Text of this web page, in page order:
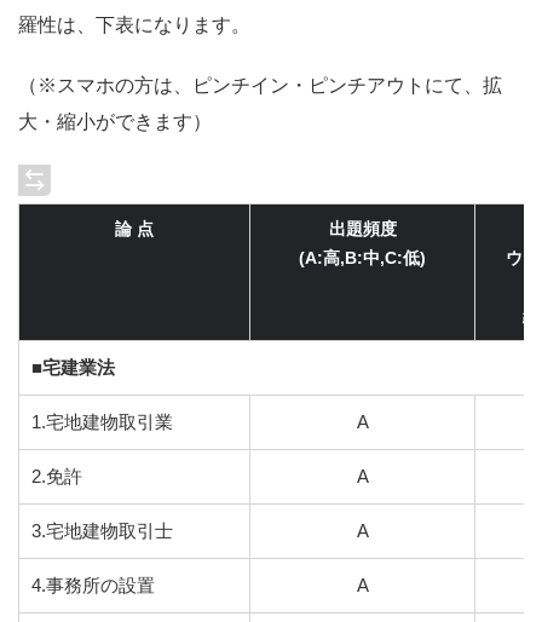
羅性は、下表になります。
（※スマホの方は、ピンチイン・ピンチアウトにて、拡
大・縮小ができます）
論 点
出題頻度
(A:高,B:中,C:低)
ウ
■宅建業法
1.宅地建物取引業 A
2.免許 A
3.宅地建物取引士 A
4.事務所の設置 A